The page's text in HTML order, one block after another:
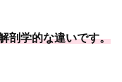
剖学的な違いです。